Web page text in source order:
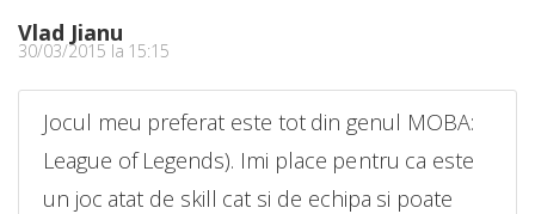
Vlad Jianu
30/03/2015 la 15:15
Jocul meu preferat este tot din genul MOBA:
League of Legends). Imi place pentru ca este
un joc atat de skill cat si de echipa si poate